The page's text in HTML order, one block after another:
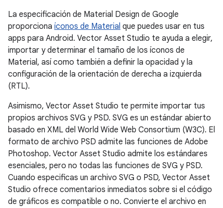
La especificación de Material Design de Google
proporciona íconos de Material que puedes usar en tus
apps para Android. Vector Asset Studio te ayuda a elegir,
importar y determinar el tamaño de los íconos de
Material, así como también a definir la opacidad y la
configuración de la orientación de derecha a izquierda
(RTL).
Asimismo, Vector Asset Studio te permite importar tus
propios archivos SVG y PSD. SVG es un estándar abierto
basado en XML del World Wide Web Consortium (W3C). El
formato de archivo PSD admite las funciones de Adobe
Photoshop. Vector Asset Studio admite los estándares
esenciales, pero no todas las funciones de SVG y PSD.
Cuando especificas un archivo SVG o PSD, Vector Asset
Studio ofrece comentarios inmediatos sobre si el código
de gráficos es compatible o no. Convierte el archivo en